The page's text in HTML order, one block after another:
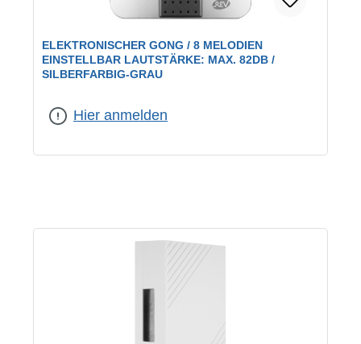
ELEKTRONISCHER GONG / 8 MELODIEN
EINSTELLBAR LAUTSTÄRKE: MAX. 82DB /
SILBERFARBIG-GRAU
Hier anmelden